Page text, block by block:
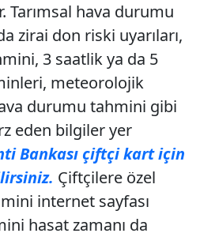
Tarımsal hava durumu
zirai don riski uyarıları,
3 saatlik ya da 5
meteorolojik
durumu tahmini gibi
eden bilgiler yer
Bankası çiftçi kart için
Çiftçilere özel
internet sayfası
hasat zamanı da